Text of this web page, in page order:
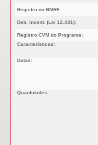
Registro no NMRF:
Deb. Incent. (Lei 12.431):
Registro CVM do Programa:
Características:
Datas:
Quantidades: